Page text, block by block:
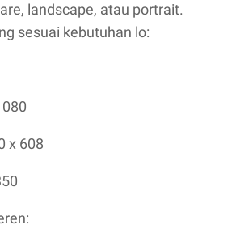
landscape, atau portrait.
sesuai kebutuhan lo:
x 608